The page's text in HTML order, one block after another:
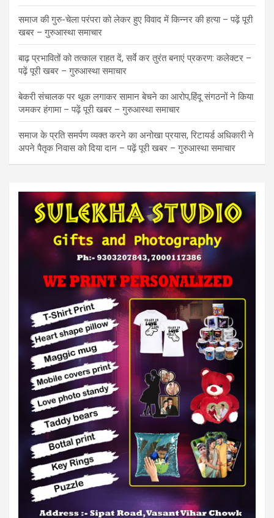
समाज की गुरु-चेला परंपरा को लेकर हुए विवाद में किन्नर की हत्या – पढ़ें पूरी
खबर – गुरुआस्था समाचार
बाढ़ प्रभावितों को तत्काल राहत दें, सर्वे कर तुरंत बनाएं प्रकरण: कलेक्टर –
पढ़ें पूरी खबर – गुरुआस्था समाचार
बेकरी संचालक पर थूक लगाकर सामान बेचने का आरोप,हिंदू संगठनों ने किया
जमकर हंगामा – पढ़ें पूरी खबर – गुरुआस्था समाचार
समाज के प्रति समर्पण व्यक्त करने का अनोखा प्रयास, रिटायर्ड अधिकारी ने
अपने पैतृक निवास को दिया दान – पढ़ें पूरी खबर – गुरुआस्था समाचार